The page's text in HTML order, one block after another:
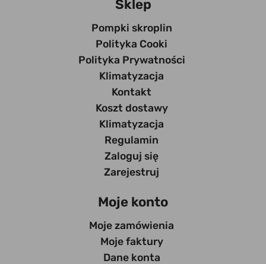
Sklep
Pompki skroplin
Polityka Cooki
Polityka Prywatności
Klimatyzacja
Kontakt
Koszt dostawy
Klimatyzacja
Regulamin
Zaloguj się
Zarejestruj
Moje konto
Moje zamówienia
Moje faktury
Dane konta